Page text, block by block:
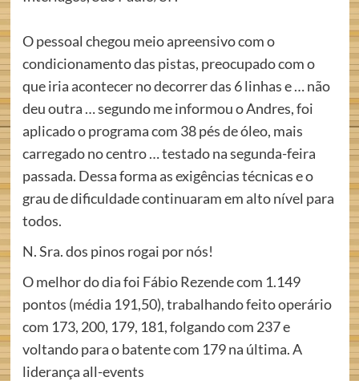
O pessoal chegou meio apreensivo com o
condicionamento das pistas, preocupado com o
que iria acontecer no decorrer das 6 linhas e … não
deu outra … segundo me informou o Andres, foi
aplicado o programa com 38 pés de óleo, mais
carregado no centro … testado na segunda-feira
passada. Dessa forma as exigências técnicas e o
grau de dificuldade continuaram em alto nível para
todos.
N. Sra. dos pinos rogai por nós!
O melhor do dia foi Fábio Rezende com 1.149
pontos (média 191,50), trabalhando feito operário
com 173, 200, 179, 181, folgando com 237 e
voltando para o batente com 179 na última. A
liderança all-events